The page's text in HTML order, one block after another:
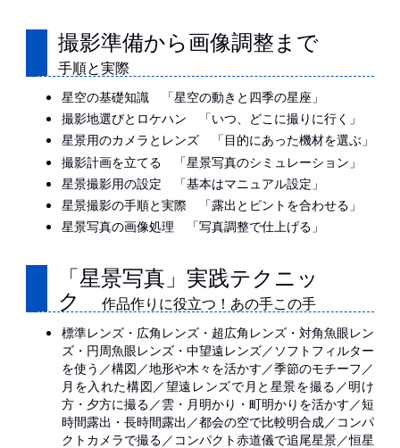
撮影準備から画像調整まで
手順と実際
星空の基礎知識 「星空の動きと四季の星座」
撮影地選びとロケハン 「いつ、どこに撮りに行く」
星景用のカメラとレンズ 「目的にあった機材を選ぶ」
撮影計画を立てる 「星景写真のシミュレーション」
星景撮影用の設定 「基本はマニュアル設定」
星景撮影の手順と実際 「露出とピントを合わせる」
星景写真の画像処理 「写真調整で仕上げる」
「星景写真」実践テクニッ
ク 作品作りに役立つ！あの手この手
標準レンズ・広角レンズ・超広角レンズ・対角魚眼レン
ズ・円周魚眼レンズ・中望遠レンズ／ソフトフィルター
を使う／構図／地形や木々を活かす／季節のモチーフ／
月を入れた構図／望遠レンズで月と星景を撮る／明け
方・夕方に撮る／雲・月明かり・町明かりを活かす／短
時間露出・長時間露出／都会の空で比較明合成／コンパ
クトカメラで撮る／コンパクト赤道儀で追尾星景／恒星